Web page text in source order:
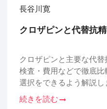
長谷川寛
クロザピンと代替抗
クロザピンと主要な代
検査・費用などで徹底
選択をできるよう解説し
続きを読む